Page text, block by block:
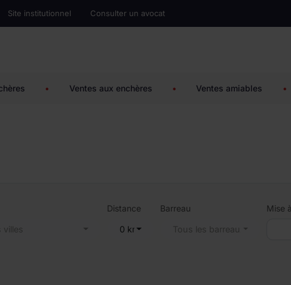
Site institutionnel Consulter un avocat
• Ventes aux enchères • Ventes amiables •
villes
Distance
0 km
Barreau
Tous les barreaux
Mise